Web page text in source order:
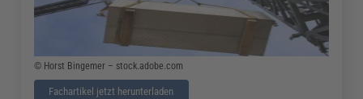
© Horst Bingemer – stock.adobe.com
Fachartikel jetzt herunterladen